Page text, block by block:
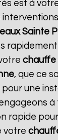
est à
Sainte
chauffe
, que ce
une
rapide
votre